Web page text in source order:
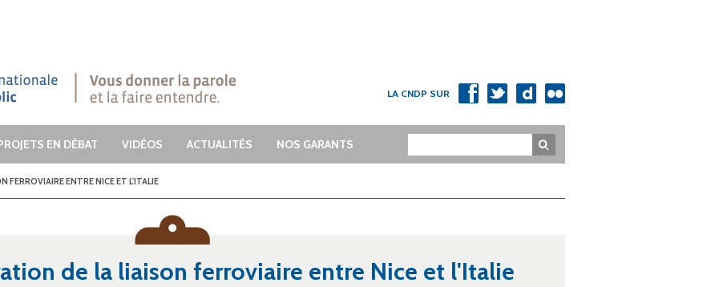
EN DÉBAT VIDÉOS ACTUALITÉS NOS GARANTS
LA CNDP SUR
FERROVIAIRE ENTRE NICE ET L'ITALIE
de la liaison ferroviaire entre Nice et l'Italie